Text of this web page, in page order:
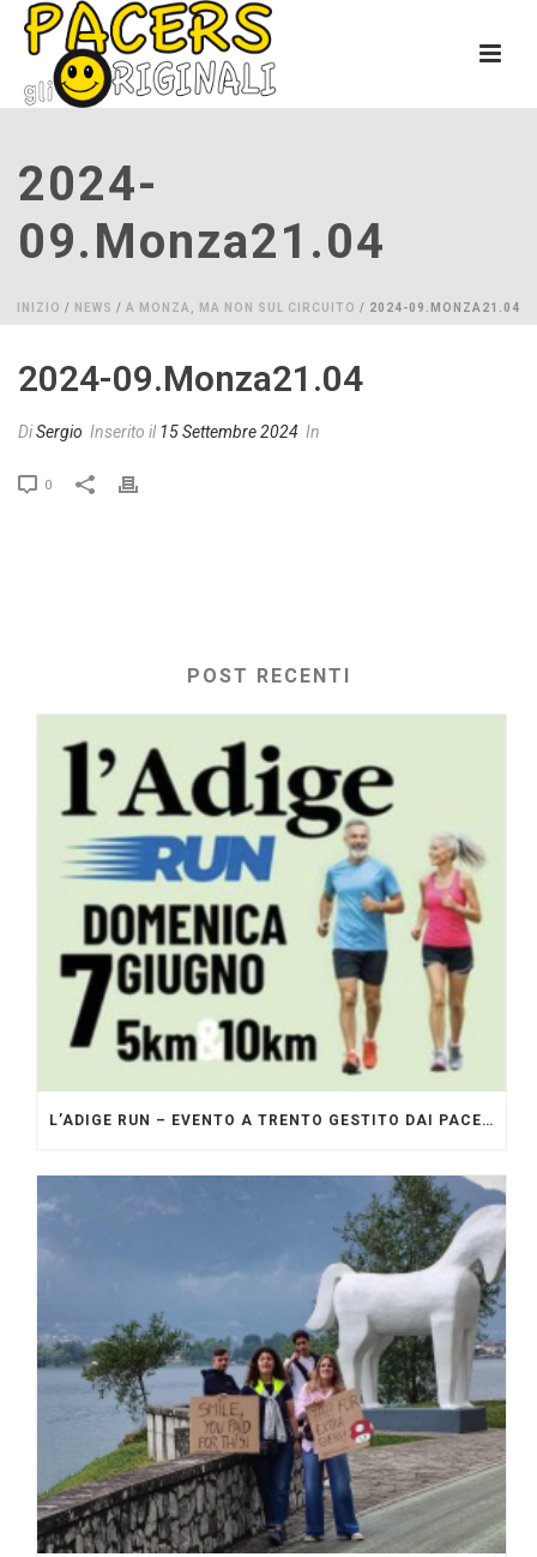
2024-
09.monza21.04
INIZIO / NEWS / A MONZA, MA NON SUL CIRCUITO / 2024-09.MONZA21.04
2024-09.monza21.04
DiSergio Inserito il15 Settembre 2024 In
0
POST RECENTI
L’ADIGE RUN – EVENTO A TRENTO GESTITO DAI PACERS GLI ORIGINALI